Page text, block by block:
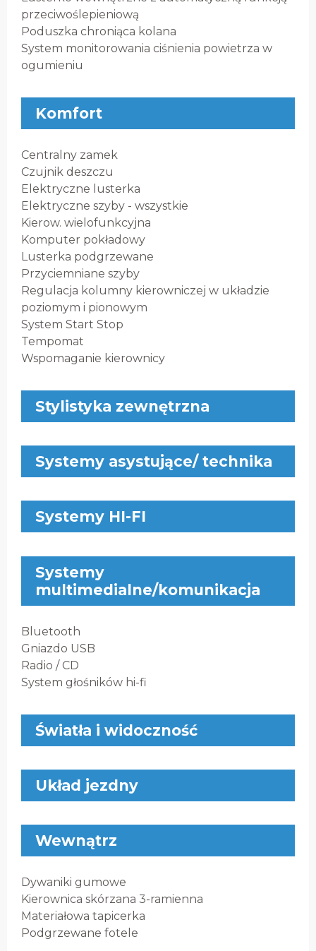
przeciwoślepieniową
Poduszka chroniąca kolana
System monitorowania ciśnienia powietrza w
ogumieniu
Komfort
Centralny zamek
Czujnik deszczu
Elektryczne lusterka
Elektryczne szyby - wszystkie
Kierow. wielofunkcyjna
Komputer pokładowy
Lusterka podgrzewane
Przyciemniane szyby
Regulacja kolumny kierowniczej w układzie
poziomym i pionowym
System Start Stop
Tempomat
Wspomaganie kierownicy
Stylistyka zewnętrzna
Systemy asystujące/ technika
Systemy HI-FI
Systemy
multimedialne/komunikacja
Bluetooth
Gniazdo USB
Radio / CD
System głośników hi-fi
Światła i widoczność
Układ jezdny
Wewnątrz
Dywaniki gumowe
Kierownica skórzana 3-ramienna
Materiałowa tapicerka
Podgrzewane fotele